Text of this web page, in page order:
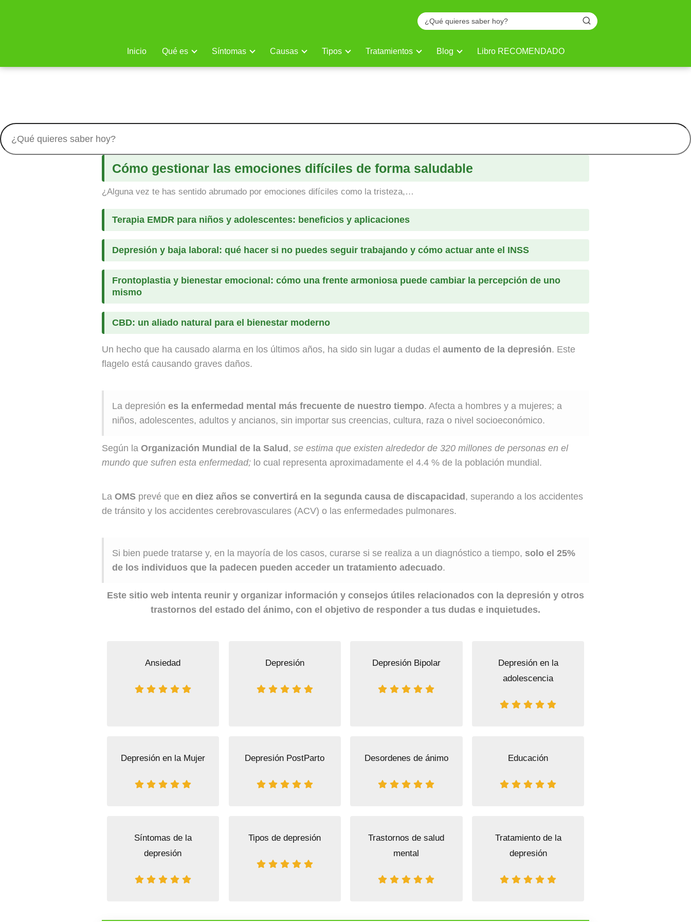
Inicio Qué es Síntomas Causas Tipos Tratamientos Blog Libro RECOMENDADO
Cómo gestionar las emociones difíciles de forma saludable
¿Alguna vez te has sentido abrumado por emociones difíciles como la tristeza,…
Terapia EMDR para niños y adolescentes: beneficios y aplicaciones
Depresión y baja laboral: qué hacer si no puedes seguir trabajando y cómo actuar ante el INSS
Frontoplastia y bienestar emocional: cómo una frente armoniosa puede cambiar la percepción de uno
mismo
CBD: un aliado natural para el bienestar moderno
Un hecho que ha causado alarma en los últimos años, ha sido sin lugar a dudas el aumento de la depresión. Este
flagelo está causando graves daños.
La depresión es la enfermedad mental más frecuente de nuestro tiempo. Afecta a hombres y a mujeres; a
niños, adolescentes, adultos y ancianos, sin importar sus creencias, cultura, raza o nivel socioeconómico.
Según la Organización Mundial de la Salud , se estima que existen alrededor de 320 millones de personas en el
mundo que sufren esta enfermedad; lo cual representa aproximadamente el 4.4 % de la población mundial.
La OMS prevé que en diez años se convertirá en la segunda causa de discapacidad , superando a los accidentes
de tránsito y los accidentes cerebrovasculares (ACV) o las enfermedades pulmonares.
Si bien puede tratarse y, en la mayoría de los casos, curarse si se realiza a un diagnóstico a tiempo, solo el 25%
de los individuos que la padecen pueden acceder un tratamiento adecuado.
Este sitio web intenta reunir y organizar información y consejos útiles relacionados con la depresión y otros
trastornos del estado del ánimo, con el objetivo de responder a tus dudas e inquietudes.
Ansiedad Depresión Depresión Bipolar
Depresión en la
adolescencia
Depresión en la Mujer Depresión PostParto Desordenes de ánimo Educación
Síntomas de la
depresión
Tipos de depresión
Trastornos de salud
mental
Tratamiento de la
depresión